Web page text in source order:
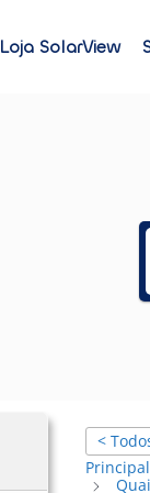
Loja SolarView
<
Principal